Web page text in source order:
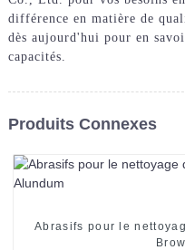
différence en matière de
dès aujourd'hui pour en
capacités.
Produits Connexes
Abrasifs pour le